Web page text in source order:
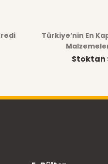
Türkiye’nin En
Stoktan